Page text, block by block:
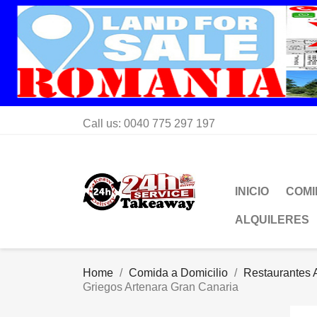
Call us: 0040 775 297 197
INICIO
ALQUILERES
Home Comida a Domicilio Restaurantes
Griegos Artenara Gran Canaria